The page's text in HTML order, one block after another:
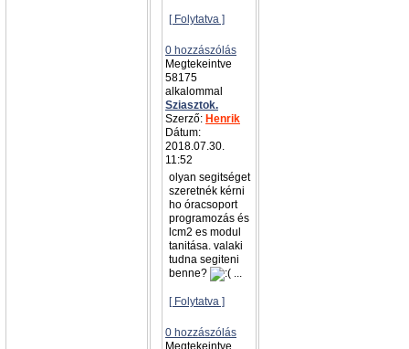
[ Folytatva ]
0 hozzászólás
Megtekeintve
58175
alkalommal
Sziasztok.
Szerző: Henrik
Dátum:
2018.07.30.
11:52
olyan segitséget
szeretnék kérni
ho óracsoport
programozás és
lcm2 es modul
tanitása. valaki
tudna segiteni
benne?
...
[ Folytatva ]
0 hozzászólás